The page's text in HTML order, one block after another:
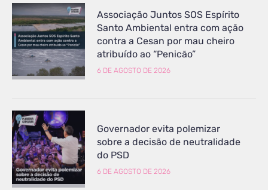
Associação Juntos SOS Espírito
Santo Ambiental entra com ação
contra a Cesan por mau cheiro
atribuído ao “Penicão”
6 DE AGOSTO DE 2026
Governador evita polemizar
sobre a decisão de neutralidade
do PSD
6 DE AGOSTO DE 2026